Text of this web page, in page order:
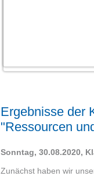
Ergebnisse der
"Ressourcen
Sonntag, 30.08.2020,
Zunächst haben wir